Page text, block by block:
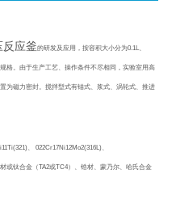
反应釜的研发及应用，按容积大小分为0.1L、
格。由于生产工艺、操作条件不尽相同，实验室用高
为磁力密封。搅拌型式有锚式、浆式、涡轮式、推进
、022Cr17Ni12Mo2(316L) 、
或钛合金（TA2或TC4）、锆材、蒙乃尔、哈氏合金